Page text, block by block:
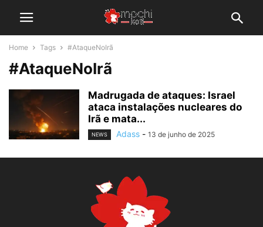
Home Tags #AtaqueNoIrã
#AtaqueNoIrã
Madrugada de ataques: Israel
ataca instalações nucleares do
Irã e mata...
NEWS Adass - 13 de junho de 2025